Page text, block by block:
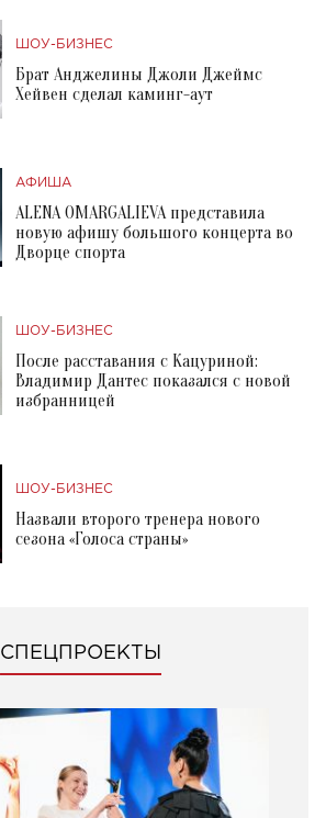
ШОУ-БИЗНЕС
Брат Анджелины Джоли Джеймс
Хейвен сделал каминг-аут
АФИША
ALENA OMARGALIEVA представила
новую афишу большого концерта во
Дворце спорта
ШОУ-БИЗНЕС
После расставания с Кацуриной:
Владимир Дантес показался с новой
избранницей
ШОУ-БИЗНЕС
Назвали второго тренера нового
сезона «Голоса страны»
СПЕЦПРОЕКТЫ